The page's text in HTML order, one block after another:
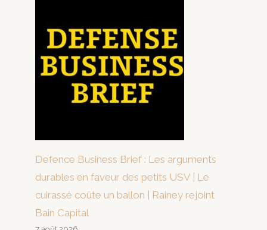
Defence Business Brief : Les arguments
durables en faveur des petits USV | Le
cuirassé coûte un ballon | Rainey rejoint
Bain Capital